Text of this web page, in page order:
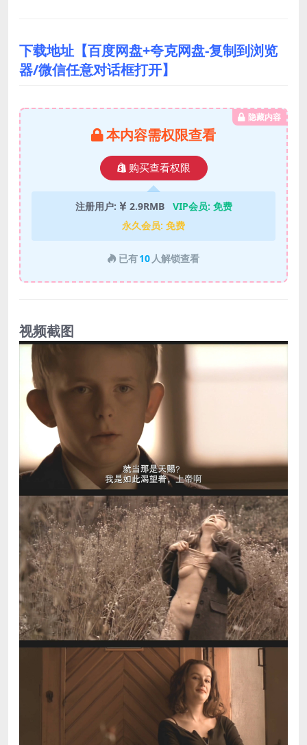
下载地址【百度网盘+夸克网盘-复制到浏览
器/微信任意对话框打开】
隐藏内容
本内容需权限查看
购买查看权限
注册用户: 2.9RMB VIP会员: 免费
永久会员: 免费
已有10 人解锁查看
视频截图